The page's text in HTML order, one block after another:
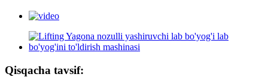
Qisqacha tavsif: